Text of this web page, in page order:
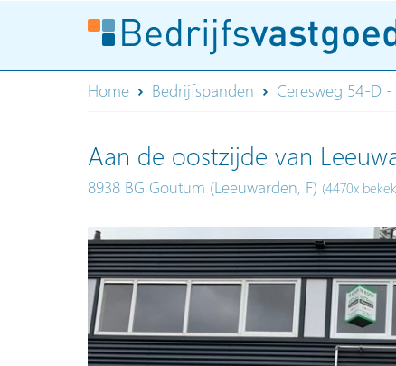
Home Bedrijfspanden Ceresweg 54-D
Aan de oostzijde van
8938 BG Goutum (Leeuwarden, F) (4470x